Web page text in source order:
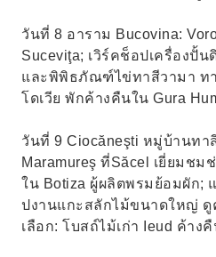
วันที่ 8 อาราม Bucovina:
Suceviţa; เวิร์คช็อปเครื่องปั้น
และพิพิธภัณฑ์ไข่ทาสีวามา ทา
โดเวีย พักค้างคืนใน Gura
วันที่ 9 Ciocăneşti หมู่บ้านทา
Maramureş ที่Săcel เยี่ยมช
ใน Botiza ผู้ผลิตพรมย้อมผัก;
ปงานแกะสลักไม้ขนาดใหญ่
เลือก: โบสถ์ไม้เก่า Ieud ค้าง